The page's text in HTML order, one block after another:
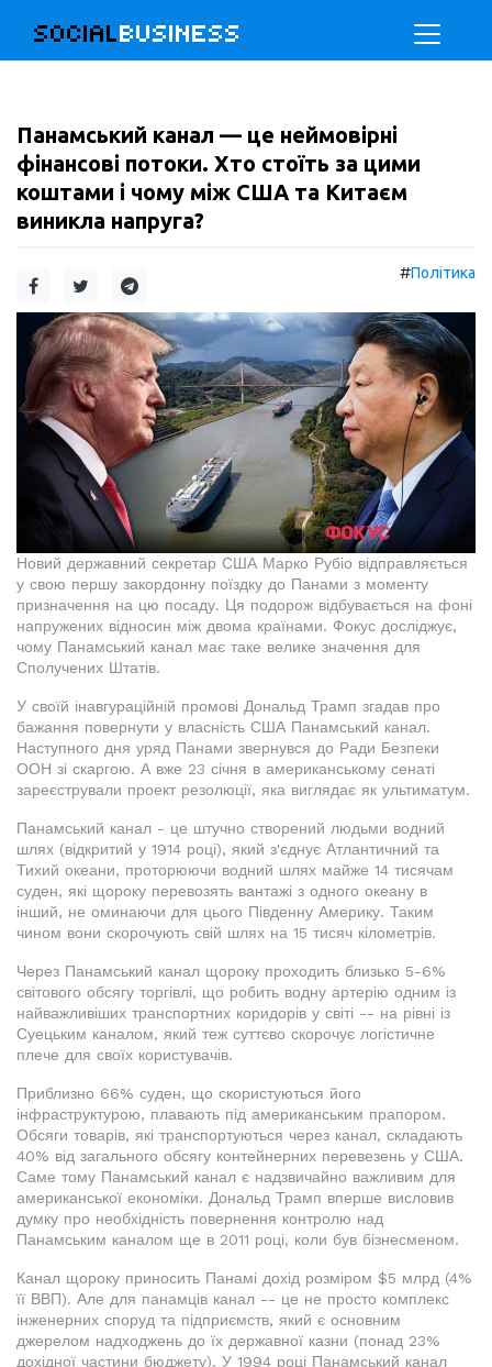
SOCIALBUSINESS
Панамський канал — це неймовірні
фінансові потоки. Хто стоїть за цими
коштами і чому між США та Китаєм
виникла напруга?
#Політика
Новий державний секретар США Марко Рубіо відправляється
у свою першу закордонну поїздку до Панами з моменту
призначення на цю посаду. Ця подорож відбувається на фоні
напружених відносин між двома країнами. Фокус досліджує,
чому Панамський канал має таке велике значення для
Сполучених Штатів.
У своїй інавгураційній промові Дональд Трамп згадав про
бажання повернути у власність США Панамський канал.
Наступного дня уряд Панами звернувся до Ради Безпеки
ООН зі скаргою. А вже 23 січня в американському сенаті
зареєстрували проект резолюції, яка виглядає як ультиматум.
Панамський канал - це штучно створений людьми водний
шлях (відкритий у 1914 році), який з'єднує Атлантичний та
Тихий океани, проторюючи водний шлях майже 14 тисячам
суден, які щороку перевозять вантажі з одного океану в
інший, не оминаючи для цього Південну Америку. Таким
чином вони скорочують свій шлях на 15 тисяч кілометрів.
Через Панамський канал щороку проходить близько 5-6%
світового обсягу торгівлі, що робить водну артерію одним із
найважливіших транспортних коридорів у світі -- на рівні із
Суецьким каналом, який теж суттєво скорочує логістичне
плече для своїх користувачів.
Приблизно 66% суден, що скористуються його
інфраструктурою, плавають під американським прапором.
Обсяги товарів, які транспортуються через канал, складають
40% від загального обсягу контейнерних перевезень у США.
Саме тому Панамський канал є надзвичайно важливим для
американської економіки. Дональд Трамп вперше висловив
думку про необхідність повернення контролю над
Панамським каналом ще в 2011 році, коли був бізнесменом.
Канал щороку приносить Панамі дохід розміром $5 млрд (4%
її ВВП). Але для панамців канал -- це не просто комплекс
інженерних споруд та підприємств, який є основним
джерелом надходжень до їх державної казни (понад 23%
дохідної частини бюджету). У 1994 році Панамський канал